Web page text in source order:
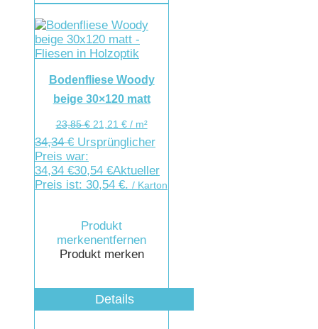
Bodenfliese Woody
beige 30×120 matt
23,85€ 21,21 €/ m²
34,34€ Ursprünglicher
Preis war:
34,34 €30,54 €Aktueller
Preis ist: 30,54 €. / Karton
Produkt
merkenentfernen
Produkt merken
Details